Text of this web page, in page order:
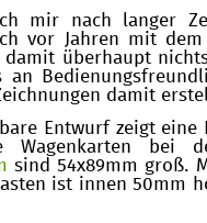
mir nach langer
vor Jahren mit
damit überhaupt
an
damit
Entwurf zeigt
Wagenkarten bei
sind 54x89mm groß.
ist innen 50mm